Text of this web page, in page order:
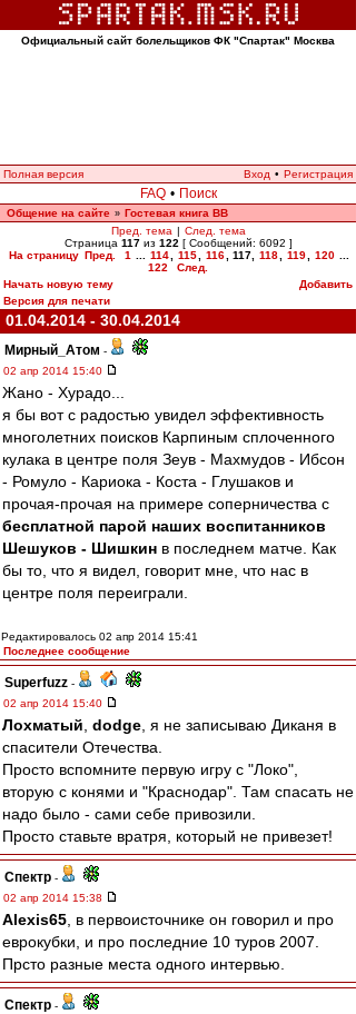
Официальный сайт болельщиков ФК "Спартак" Москва
Полная версия Вход • Регистрация
FAQ • Поиск
Общение на сайте » Гостевая книга ВВ
Пред. тема | След. тема
Страница 117из 122 [ Сообщений: 6092 ]
На страницу Пред. 1 114 115 116 117, 118 119 120
122
След.
Начать новую тему
Добавить
Версия для печати
01.04.2014 - 30.04.2014
Мирный_Атом -
02 апр 2014 15:40
Жано - Хурадо...
я бы вот с радостью увидел эффективность
многолетних поисков Карпиным сплоченного
кулака в центре поля Зеув - Махмудов - Ибсон
- Ромуло - Кариока - Коста - Глушаков и
прочая-прочая на примере соперничества с
бесплатной парой наших воспитанников
Шешуков - Шишкин в последнем матче. Как
бы то, что я видел, говорит мне, что нас в
центре поля переиграли.
Редактировалось 02 апр 2014 15:41
Последнее сообщение
Superfuzz -
02 апр 2014 15:40
Лохматый dodge , я не записываю Диканя в
спасители Отечества.
Просто вспомните первую игру с "Локо",
вторую с конями и "Краснодар". Там спасать не
надо было - сами себе привозили.
Просто ставьте вратря, который не привезет!
Спектр -
02 апр 2014 15:38
Alexis65 , в первоисточнике он говорил и про
еврокубки, и про последние 10 туров 2007.
Прсто разные места одного интервью.
Спектр -